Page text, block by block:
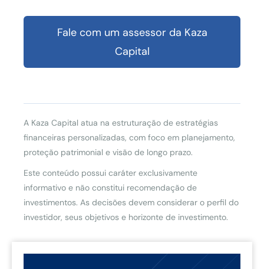
Fale com um assessor da Kaza
Capital
A Kaza Capital atua na estruturação de estratégias
financeiras personalizadas, com foco em planejamento,
proteção patrimonial e visão de longo prazo.
Este conteúdo possui caráter exclusivamente
informativo e não constitui recomendação de
investimentos. As decisões devem considerar o perfil do
investidor, seus objetivos e horizonte de investimento.